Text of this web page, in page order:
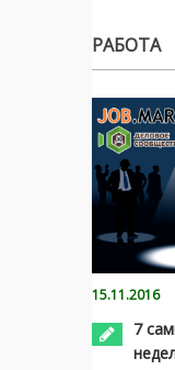
РАБОТА
15.11.2016
7